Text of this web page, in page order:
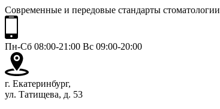
Современные и передовые стандарты стоматологии
Пн-Сб 08:00-21:00 Вс 09:00-20:00
г. Екатеринбург,
ул. Татищева, д. 53